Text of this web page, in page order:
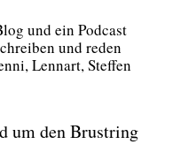
und ein Pod­cast
und reden
Lenn­art, Stef­fen
um den Brustring